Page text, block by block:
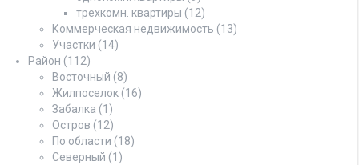
трехкомн. квартиры (12)
Коммерческая недвижимость (13)
Участки (14)
Район (112)
Восточный (8)
Жилпоселок (16)
Забалка (1)
Остров (12)
По области (18)
Северный (1)